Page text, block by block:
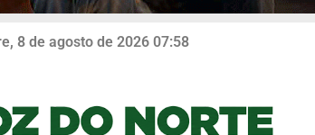
8 de agosto de 2026 07:58